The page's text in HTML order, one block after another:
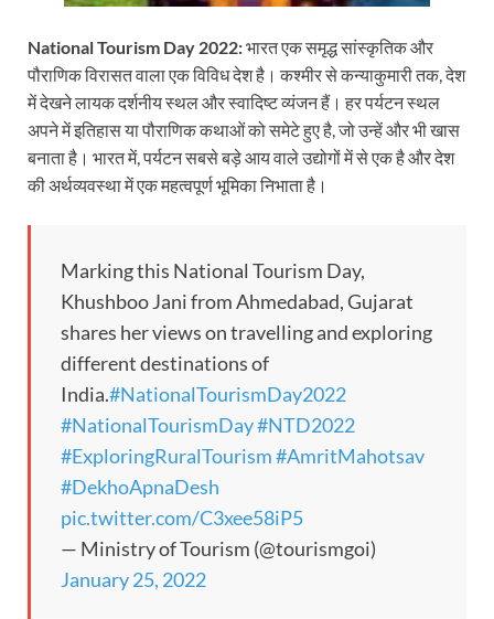
National Tourism Day 2022:भारत एक समृद्ध सांस्कृतिक और
पौराणिक विरासत वाला एक विविध देश है। कश्मीर से कन्याकुमारी तक, देश
में देखने लायक दर्शनीय स्थल और स्वादिष्ट व्यंजन हैं। हर पर्यटन स्थल
अपने में इतिहास या पौराणिक कथाओं को समेटे हुए है, जो उन्हें और भी खास
बनाता है। भारत में, पर्यटन सबसे बड़े आय वाले उद्योगों में से एक है और देश
की अर्थव्यवस्था में एक महत्वपूर्ण भूमिका निभाता है।
Marking this National Tourism Day,
Khushboo Jani from Ahmedabad, Gujarat
shares her views on travelling and exploring
different destinations of
India.#NationalTourismDay2022
#NationalTourismDay#NTD2022
#ExploringRuralTourism#AmritMahotsav
#DekhoApnaDesh
pic.twitter.com/C3xee58iP5
— Ministry of Tourism (@tourismgoi)
January 25, 2022